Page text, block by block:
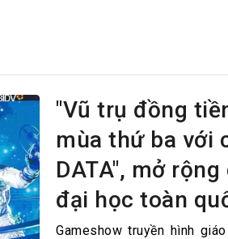
hàng
"Vũ trụ đồng
mùa thứ ba với
DATA", mở
đại học toàn
Gameshow truyền hình